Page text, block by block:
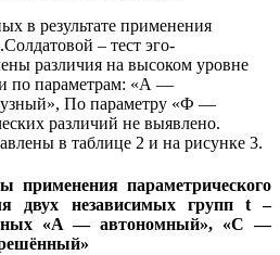
в результате применения
– тест эго-
различия на высоком уровне
по параметрам: «А —
По параметру «Ф —
различий не выявлено.
в таблице 2 и на рисунке 3.
применения параметрического
двух независимых групп t –
«А — автономный», «С —